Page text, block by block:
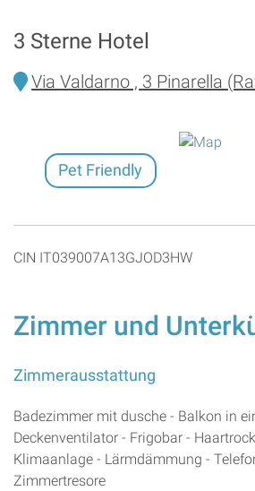
3 Sterne Hotel
Via Valdarno , 3 Pinarella
Pet Friendly
CIN IT039007A13GJOD3HW
Zimmer und
Zimmerausstattung
Badezimmer mit dusche - Balkon in
Deckenventilator - Frigobar -
Klimaanlage - Lärmdämmung -
Zimmertresore